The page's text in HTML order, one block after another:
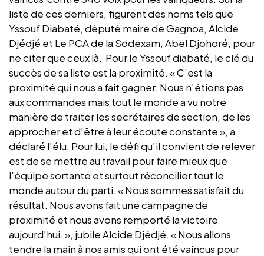
liste de ces derniers, figurent des noms tels que
Yssouf Diabaté, député maire de Gagnoa, Alcide
Djédjé et Le PCA de la Sodexam, Abel Djohoré, pour
ne citer que ceux là. Pour le Yssouf diabaté, le clé du
succès de sa liste est la proximité. « C’est la
proximité qui nous a fait gagner. Nous n’étions pas
aux commandes mais tout le monde a vu notre
manière de traiter les secrétaires de section, de les
approcher et d’être à leur écoute constante », a
déclaré l’élu. Pour lui, le défi qu’il convient de relever
est de se mettre au travail pour faire mieux que
l’équipe sortante et surtout réconcilier tout le
monde autour du parti. « Nous sommes satisfait du
résultat. Nous avons fait une campagne de
proximité et nous avons remporté la victoire
aujourd’hui. », jubile Alcide Djédjé. « Nous allons
tendre la main à nos amis qui ont été vaincus pour